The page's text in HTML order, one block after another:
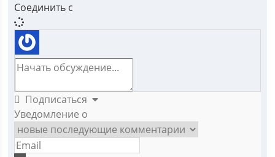
Соединить с
Подписаться
Уведомление о